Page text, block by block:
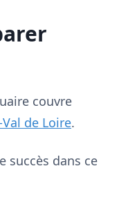
couvre
de Loire.
succès dans ce